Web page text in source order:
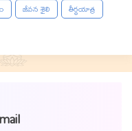
జీవన శైలి
తీర్థయాత్ర